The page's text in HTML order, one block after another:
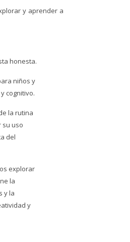
y aprender a
honesta.
niños y
cognitivo.
la rutina
su uso
del
explorar
la
y la
y